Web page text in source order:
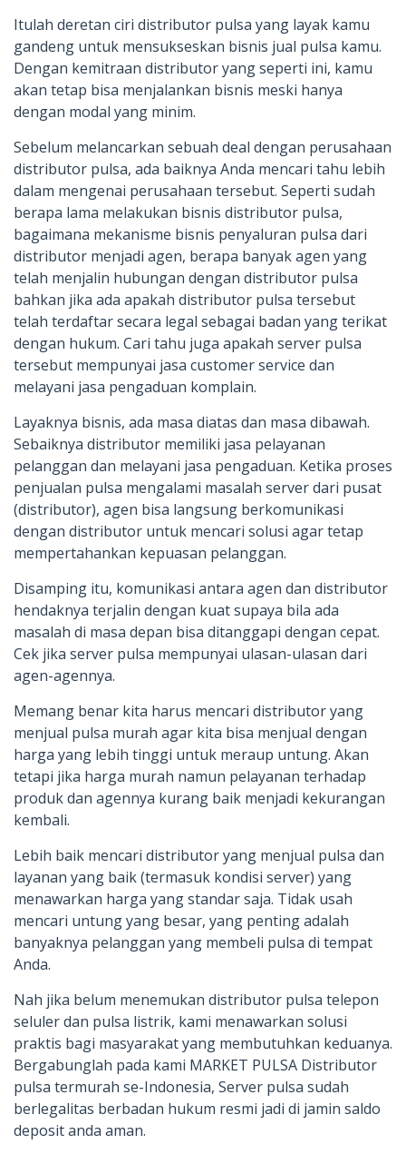
Itulah deretan ciri distributor pulsa yang layak kamu
gandeng untuk mensukseskan bisnis jual pulsa kamu.
Dengan kemitraan distributor yang seperti ini, kamu
akan tetap bisa menjalankan bisnis meski hanya
dengan modal yang minim.
Sebelum melancarkan sebuah deal dengan perusahaan
distributor pulsa, ada baiknya Anda mencari tahu lebih
dalam mengenai perusahaan tersebut. Seperti sudah
berapa lama melakukan bisnis distributor pulsa,
bagaimana mekanisme bisnis penyaluran pulsa dari
distributor menjadi agen, berapa banyak agen yang
telah menjalin hubungan dengan distributor pulsa
bahkan jika ada apakah distributor pulsa tersebut
telah terdaftar secara legal sebagai badan yang terikat
dengan hukum. Cari tahu juga apakah server pulsa
tersebut mempunyai jasa customer service dan
melayani jasa pengaduan komplain.
Layaknya bisnis, ada masa diatas dan masa dibawah.
Sebaiknya distributor memiliki jasa pelayanan
pelanggan dan melayani jasa pengaduan. Ketika proses
penjualan pulsa mengalami masalah server dari pusat
(distributor), agen bisa langsung berkomunikasi
dengan distributor untuk mencari solusi agar tetap
mempertahankan kepuasan pelanggan.
Disamping itu, komunikasi antara agen dan distributor
hendaknya terjalin dengan kuat supaya bila ada
masalah di masa depan bisa ditanggapi dengan cepat.
Cek jika server pulsa mempunyai ulasan-ulasan dari
agen-agennya.
Memang benar kita harus mencari distributor yang
menjual pulsa murah agar kita bisa menjual dengan
harga yang lebih tinggi untuk meraup untung. Akan
tetapi jika harga murah namun pelayanan terhadap
produk dan agennya kurang baik menjadi kekurangan
kembali.
Lebih baik mencari distributor yang menjual pulsa dan
layanan yang baik (termasuk kondisi server) yang
menawarkan harga yang standar saja. Tidak usah
mencari untung yang besar, yang penting adalah
banyaknya pelanggan yang membeli pulsa di tempat
Anda.
Nah jika belum menemukan distributor pulsa telepon
seluler dan pulsa listrik, kami menawarkan solusi
praktis bagi masyarakat yang membutuhkan keduanya.
Bergabunglah pada kami MARKET PULSA Distributor
pulsa termurah se-Indonesia, Server pulsa sudah
berlegalitas berbadan hukum resmi jadi di jamin saldo
deposit anda aman.